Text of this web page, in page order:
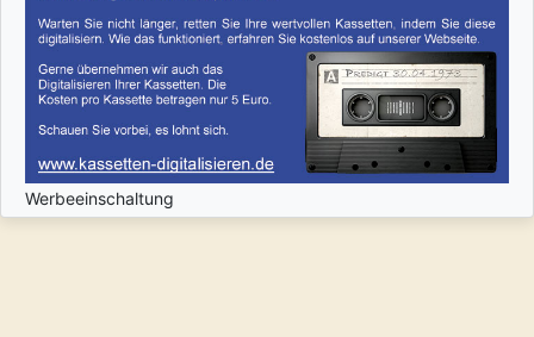
Werbeeinschaltung